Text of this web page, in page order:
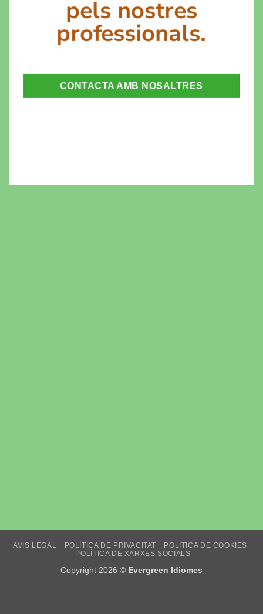
pels nostres
professionals.
CONTACTA AMB NOSALTRES
AVIS LEGAL POLÍTICA DE PRIVACITAT
POLÍTICA DE COOKIES
POLÍTICA DE XARXES SOCIALS
Copyright 2026 © Evergreen Idiomes